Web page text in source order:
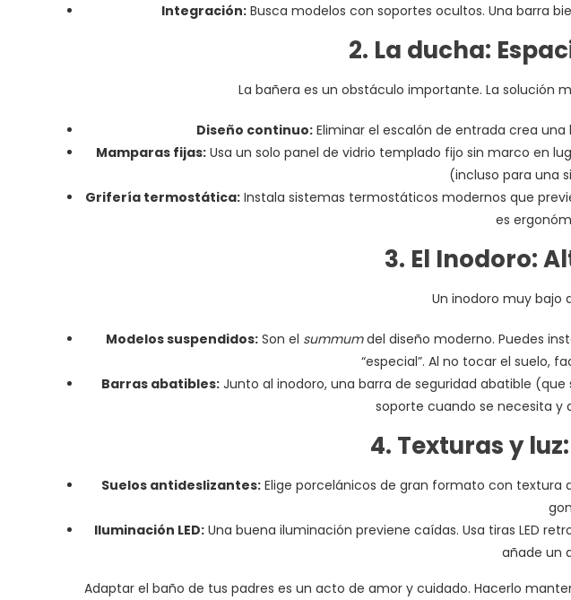
Integración:Busca modelos con soportes ocultos. Una barra
2. La ducha:
La bañera es un obstáculo importante. La solución
Diseño continuo:Eliminar el escalón de entrada crea
Mamparas fijas:Usa un solo panel de vidrio templado fijo sin marco en
(incluso para una
Grifería termostática:Instala sistemas termostáticos modernos que
es
3. El Inodoro:
Un inodoro muy bajo
Modelos suspendidos: Son el summumdel diseño moderno. Puedes
“especial”. Al no tocar el suelo,
Barras abatibles: Junto al inodoro, una barra de seguridad abatible
soporte cuando se necesita y
4. Texturas y
Suelos antideslizantes:Elige porcelánicos de gran formato con textura
Iluminación LED:Una buena iluminación previene caídas. Usa tiras LED
añade un
Adaptar el baño de tus padres es un acto de amor y cuidado. Hacerlo